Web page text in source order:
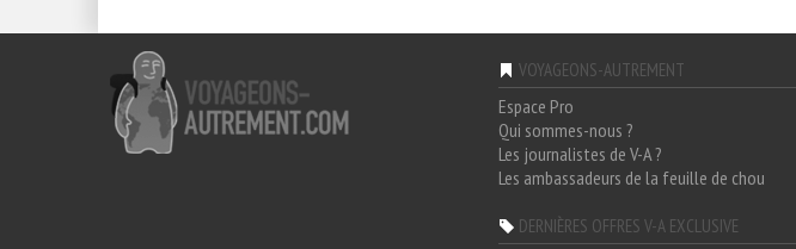
VOYAGEONS-AUTREMENT
Espace Pro
Qui sommes-nous ?
Les journalistes de V-A ?
Les ambassadeurs de la feuille de chou
DERNIÈRES OFFRES V-A EXCLUSIVE